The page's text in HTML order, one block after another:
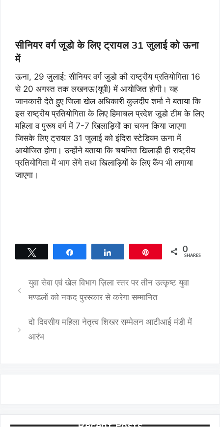
सीनियर वर्ग जूडो के लिए ट्रायल 31 जुलाई को ऊना
में
ऊना, 29 जुलाई: सीनियर वर्ग जुडो की राष्ट्रीय प्रतियोगिता 16
से 20 अगस्त तक लखनऊ(यूपी) में आयोजित होगी। यह
जानकारी देते हुए जिला खेल अधिकारी कुलदीप शर्मा ने बताया कि
इस राष्ट्रीय प्रतियोगिता के लिए हिमाचल प्रदेश जूडो टीम के लिए
महिला व पुरूष वर्ग में 7-7 खिलाड़ियों का चयन किया जाएगा
जिसके लिए ट्रायल 31 जुलाई को इंदिरा स्टेडियम ऊना में
आयोजित होगा। उन्होंने बताया कि चयनित खिलाड़ी ही राष्ट्रीय
प्रतियोगिता में भाग लेंगे तथा खिलाड़ियों के लिए कैंप भी लगाया
जाएगा।
0
SHARES
युवा सेवा एवं खेल विभाग ज़िला स्तर पर तीन उत्कृष्ट युवा
मण्डलों को नकद पुरस्कार से करेगा सम्मानित
दो दिवसीय महिला नेतृत्व शिखर सम्मेलन आटीआई मंडी में
आरंभ